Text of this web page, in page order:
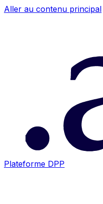
Aller au contenu principal
Plateforme DPP